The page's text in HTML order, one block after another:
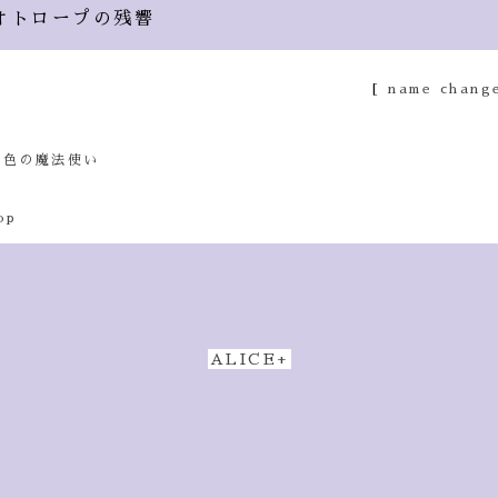
トロープの残響
[ name
色の魔法使い
ALICE+